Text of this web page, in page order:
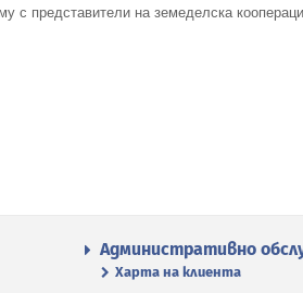
с представители на земеделска
Административно
Харта на клиента